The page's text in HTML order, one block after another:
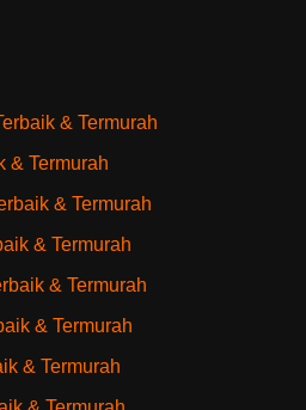
& Termurah
& Termurah
& Termurah
& Termurah
& Termurah
& Termurah
& Termurah